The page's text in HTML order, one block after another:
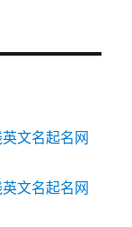
文名起名网
文名起名网